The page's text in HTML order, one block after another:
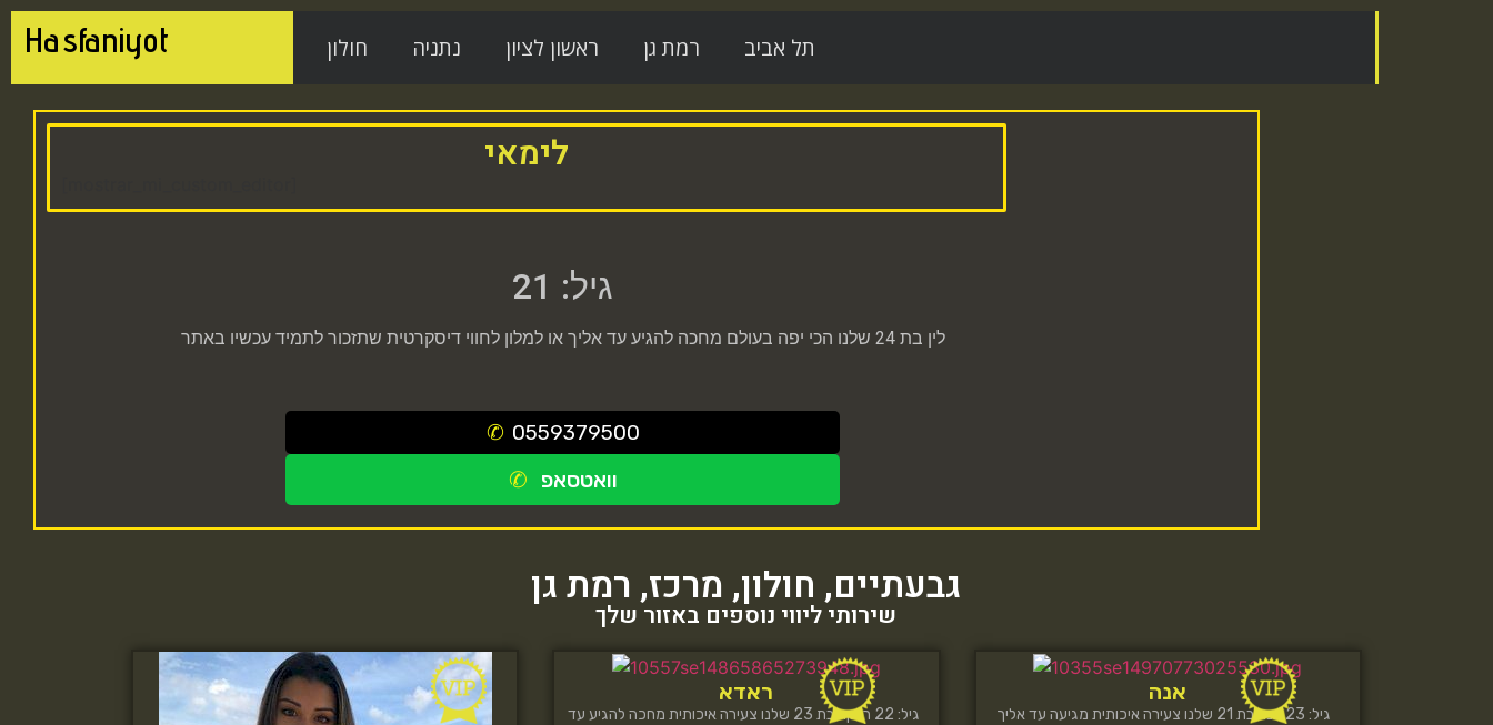
Hasfaniyot חולון נתניה ראשון לציון רמת גן תל אביב
לימאי
גיל: 21
לין בת 24 שלנו הכי יפה בעולם מחכה להגיע עד אליך או למלון לחווי דיסקרטית שתזכור לתמיד עכשיו באתר
0559379500
וואטסאפ
גבעתיים, חולון, מרכז, רמת גן
שירותי ליווי נוספים באזור שלך
ראדא
גיל: 22 רבקה בת 23 שלנו צעירה איכותית מחכה להגיע עד
אנה